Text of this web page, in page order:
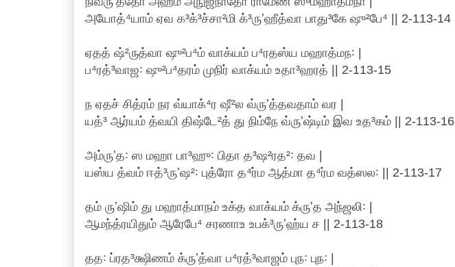
அயோத்⁴யாம் ஏவ க³க்³ச்சா²மி க்³ருʼஹீத்வா பாது³கே ஷு²பே⁴ || 2-113-14
ஏதத் ஷ்²ருத்வா ஷு²ப⁴ம் வாக்யம் ப⁴ரதஸ்ய மஹாத்மந꞉ |
ப⁴ரத்³வாஜ꞉ ஷு²ப⁴தரம் முநிர் வாக்யம் உதா³ஹரத் || 2-113-15
ந ஏதச் சித்ரம் நர வ்யாக்⁴ர ஷீ²ல வ்ருʼத்தவதாம் வர |
யத்³ ஆர்யம் த்வயி திஷ்டே²த் து நிம்நே வ்ருʼஷ்டிம் இவ உத³கம் || 2-113-16
அம்ருʼத꞉ ஸ மஹா பா³ஹு꞉ பிதா த³ஷ²ரத²꞉ தவ |
யஸ்ய த்வம் ஈத்³ருʼஷ²꞉ புத்ரோ த⁴ர்ம ஆத்மா த⁴ர்ம வத்ஸல꞉ || 2-113-17
தம் ருʼஷிம் து மஹாத்மாநம் உக்த வாக்யம் க்ருʼத அந்ஜலி꞉ |
ஆமந்த்ரயிதும் ஆரேபே⁴ சரணாஉ உபக்³ருʼஹ்ய ச || 2-113-18
தத꞉ ப்ரத³க்ஷிணம் க்ருʼத்வா ப⁴ரத்³வாஜம் புந꞉ புந꞉ |